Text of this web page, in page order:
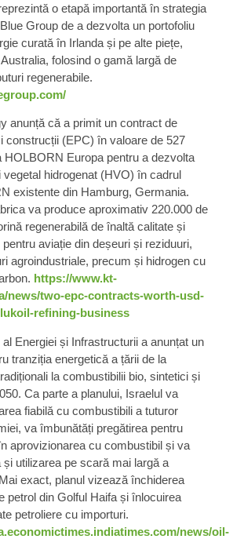
o etapă importantă în strategia
Group de a dezvolta un portofoliu
curată în Irlanda și pe alte piețe,
folosind o gamă largă de
regenerabile.
anunță că a primit un contract de
construcții (EPC) în valoare de 527
HOLBORN Europa pentru a dezvolta
vegetal hidrogenat (HVO) în cadrul
existente din Hamburg, Germania.
va produce aproximativ 220.000 de
regenerabilă de înaltă calitate și
aviație din deșeuri și reziduuri,
agroindustriale, precum și hidrogen cu
https://www.kt-
news/two-epc-contracts-worth-usd-
refining-business
al Energiei și Infrastructurii a anunțat un
tranziția energetică a țării de la
la combustibilii bio, sintetici și
Ca parte a planului, Israelul va
fiabilă cu combustibili a tuturor
va îmbunătăți pregătirea pentru
aprovizionarea cu combustibil și va
utilizarea pe scară mai largă a
exact, planul vizează închiderea
petrol din Golful Haifa și înlocuirea
petroliere cu importuri.
news/oil-